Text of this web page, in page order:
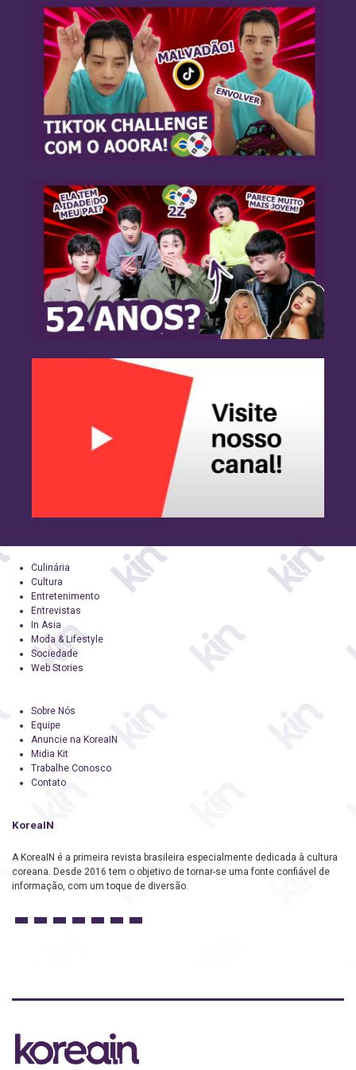
Culinária
Cultura
Entretenimento
Entrevistas
In Asia
Moda & Lifestyle
Sociedade
Web Stories
Sobre Nós
Equipe
Anuncie na KoreaIN
Midia Kit
Trabalhe Conosco
Contato
KoreaIN
A KoreaIN é a primeira revista brasileira especialmente dedicada à cultura
coreana. Desde 2016 tem o objetivo de tornar-se uma fonte confiável de
informação, com um toque de diversão.